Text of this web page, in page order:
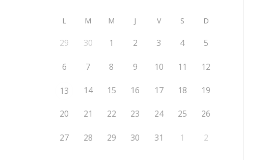
L M M J V S D
29 30 1 2 3 4 5
6 7 8 9 10 11 12
13 14 15 16 17 18 19
20 21 22 23 24 25 26
27 28 29 30 31 1 2